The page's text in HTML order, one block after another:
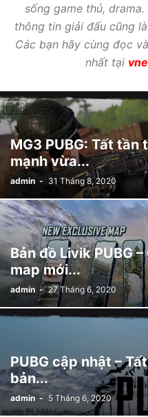
sống game thủ,
thông tin giải đấu cũng
Các bạn hãy cùng đọc
nhất tại
MG3 PUBG: Tất
mạnh vừa...
admin - 31 Tháng 8, 2020
Bản đồ Livik PUBG
map mới...
admin - 27 Tháng 6, 2020
PUBG cập nhật –
bản...
admin - 5 Tháng 6, 2020